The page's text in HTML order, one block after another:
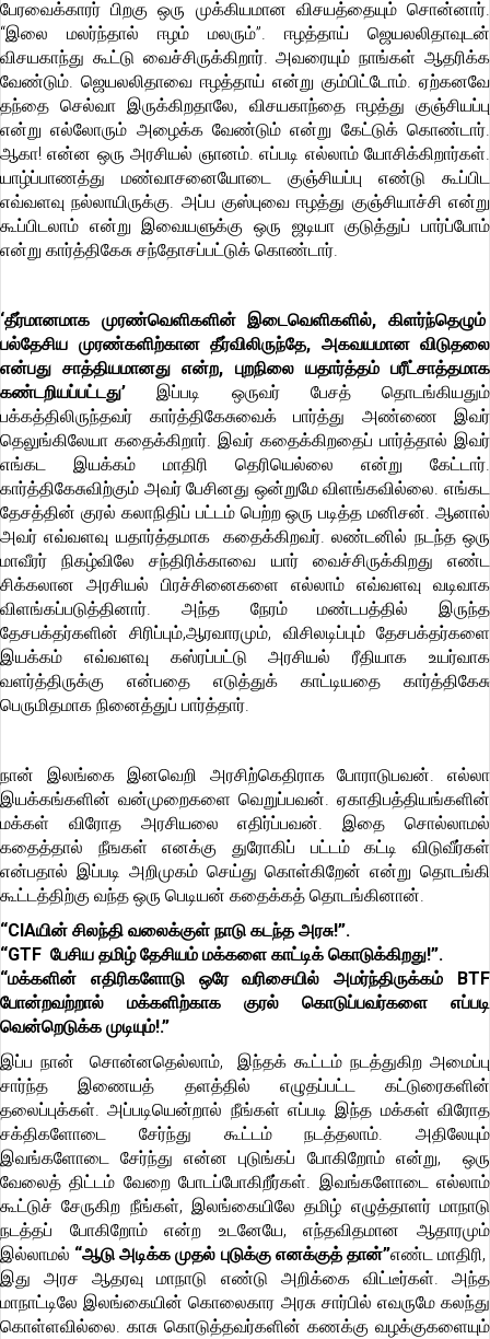
பேரவைக்காரர் பிறகு ஒரு முக்கியமான விசயத்தையும் சொன்னார்.
“இலை மலர்ந்தால் ஈழம் மலரும்”. ஈழத்தாய் ஜெயலலிதாவுடன்
விசயகாந்து கூட்டு வைச்சிருக்கிறார். அவரையும் நாங்கள் ஆதரிக்க
வேண்டும். ஜெயலலிதாவை ஈழத்தாய் என்று கும்பிட்டோம். ஏற்கனவே
தந்தை செல்வா இருக்கிறதாலே, விசயகாந்தை ஈழத்து குஞ்சியப்பு
என்று எல்லோரும் அழைக்க வேண்டும் என்று கேட்டுக் கொண்டார்.
ஆகா! என்ன ஒரு அரசியல் ஞானம். எப்படி எல்லாம் யோசிக்கிறார்கள்.
யாழ்ப்பாணத்து மண்வாசனையோடை குஞ்சியப்பு எண்டு கூப்பிட
எவ்வளவு நல்லாயிருக்கு. அப்ப குஸ்புவை ஈழத்து குஞ்சியாச்சி என்று
கூப்பிடலாம் என்று இவையளுக்கு ஒரு ஜடியா குடுத்துப் பார்ப்போம்
என்று கார்த்திகேசு சந்தோசப்பட்டுக் கொண்டார்.
‘தீர்மானமாக முரண்வெளிகளின் இடைவெளிகளில், கிளர்ந்தெழும்
பல்தேசிய முரண்களிற்கான தீர்விலிருந்தே, அகவயமான விடுதலை
என்பது சாத்தியமானது என்ற, புறநிலை யதார்த்தம் பரீட்சாத்தமாக
கண்டறியப்பட்டது’இப்படி ஒருவர் பேசத் தொடங்கியதும்
பக்கத்திலிருந்தவர் கார்த்திகேசுவைக் பார்த்து அண்ணை இவர்
தெலுங்கிலேயா கதைக்கிறார். இவர் கதைக்கிறதைப் பார்த்தால் இவர்
எங்கட இயக்கம் மாதிரி தெரியெல்லை என்று கேட்டார்.
கார்த்திகேசுவிற்கும் அவர் பேசினது ஒன்றுமே விளங்கவில்லை. எங்கட
தேசத்தின் குரல் கலாநிதிப் பட்டம் பெற்ற ஒரு படித்த மனிசன். ஆனால்
அவர் எவ்வளவு யதார்த்தமாக கதைக்கிறவர். லண்டனில் நடந்த ஒரு
மாவீரர் நிகழ்விலே சந்திரிக்காவை யார் வைச்சிருக்கிறது எண்ட
சிக்கலான அரசியல் பிரச்சினைகளை எல்லாம் எவ்வளவு வடிவாக
விளங்கப்படுத்தினார். அந்த நேரம் மண்டபத்தில் இருந்த
தேசபக்தர்களின் சிரிப்பும்,ஆரவாரமும், விசிலடிப்பும் தேசபக்தர்களை
இயக்கம் எவ்வளவு கஸ்ரப்பட்டு அரசியல் ரீதியாக உயர்வாக
வளர்த்திருக்கு என்பதை எடுத்துக் காட்டியதை கார்த்திகேசு
பெருமிதமாக நினைத்துப் பார்த்தார்.
நான் இலங்கை இனவெறி அரசிற்கெதிராக போராடுபவன். எல்லா
இயக்கங்களின் வன்முறைகளை வெறுப்பவன். ஏகாதிபத்தியங்களின்
மக்கள் விரோத அரசியலை எதிர்ப்பவன். இதை சொல்லாமல்
கதைத்தால் நீஙகள் எனக்கு துரோகிப் பட்டம் கட்டி விடுவீர்கள்
என்பதால் இப்படி அறிமுகம் செய்து கொள்கிறேன் என்று தொடங்கி
கூட்டத்திற்கு வந்த ஒரு பெடியன் கதைக்கத் தொடங்கினான்.
“CIAயின் சிலந்தி வலைக்குள் நாடு கடந்த அரசு!”.
“GTF பேசிய தமிழ் தேசியம் மக்களை காட்டிக் கொடுக்கிறது!”.
“மக்களின் எதிரிகளோடு ஒரே வரிசையில் அமர்ந்திருக்கம் BTF
போன்றவற்றால் மக்களிற்காக குரல் கொடுப்பவர்களை எப்படி
வென்றெடுக்க முடியும்!.”
இப்ப நான் சொன்னதெல்லாம், இந்தக் கூட்டம் நடத்துகிற அமைப்பு
சார்ந்த இணையத் தளத்தில் எழுதப்பட்ட கட்டுரைகளின்
தலைப்புக்கள். அப்படியென்றால் நீங்கள் எப்படி இந்த மக்கள் விரோத
சக்திகளோடை சேர்ந்து கூட்டம் நடத்தலாம். அதிலேயும்
இவங்களோடை சேர்ந்து என்ன புடுங்கப் போகிறோம் என்று, ஒரு
வேலைத் திட்டம் வேறை போடப்போகிறீர்கள். இவங்களோடை எல்லாம்
கூட்டுச் சேருகிற நீங்கள், இலங்கையிலே தமிழ் எழுத்தாளர் மாநாடு
நடத்தப் போகிறோம் என்ற உடனேயே, எந்தவிதமான ஆதாரமும்
இல்லாமல் “ஆடு அடிக்க முதல் புடுக்கு எனக்குத் தான்”எண்ட மாதிரி,
இது அரச ஆதரவு மாநாடு எண்டு அறிக்கை விட்டீர்கள். அந்த
மாநாட்டிலே இலங்கையின் கொலைகார அரசு சார்பில் எவருமே கலந்து
கொள்ளவில்லை. காசு கொடுத்தவர்களின் கணக்கு வழக்குகளையும்